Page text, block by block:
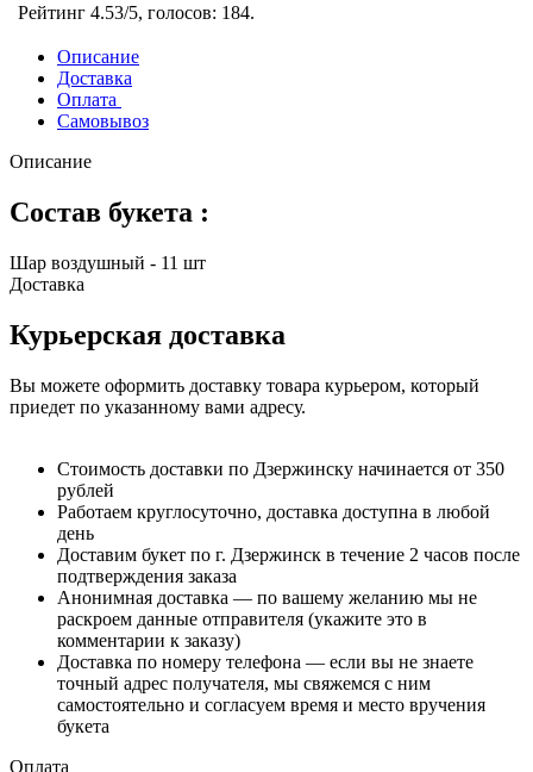
Рейтинг 4.53/5, голосов: 184.
Описание
Доставка
Оплата
Самовывоз
Описание
Состав букета :
Шар воздушный - 11 шт
Доставка
Курьерская доставка
Вы можете оформить доставку товара курьером, который
приедет по указанному вами адресу.
Стоимость доставки по Дзержинску начинается от 350
рублей
Работаем круглосуточно, доставка доступна в любой
день
Доставим букет по г. Дзержинск в течение 2 часов после
подтверждения заказа
Анонимная доставка — по вашему желанию мы не
раскроем данные отправителя (укажите это в
комментарии к заказу)
Доставка по номеру телефона — если вы не знаете
точный адрес получателя, мы свяжемся с ним
самостоятельно и согласуем время и место вручения
букета
Оплата